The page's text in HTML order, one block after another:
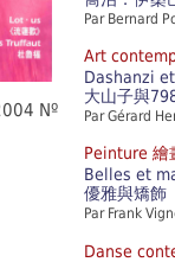
Nº
Par Bernard
Art
Dashanzi
大山子與
Par Gérard
Peinture 繪
Belles et
優雅與矯飾
Par Frank
Danse